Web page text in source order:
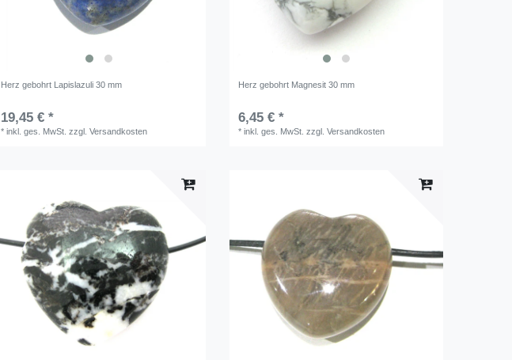
Herz gebohrt Lapislazuli 30 mm
19,45 € *
*inkl. ges. MwSt. zzgl.Versandkosten
Herz gebohrt Magnesit 30 mm
6,45 € *
*inkl. ges. MwSt. zzgl.Versandkosten